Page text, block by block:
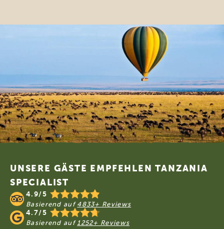
Footer
UNSERE GÄSTE EMPFEHLEN TANZANIA
SPECIALIST
4.9/5
Basierend auf 4833+ Reviews
4.7/5
Basierend auf1252+ Reviews